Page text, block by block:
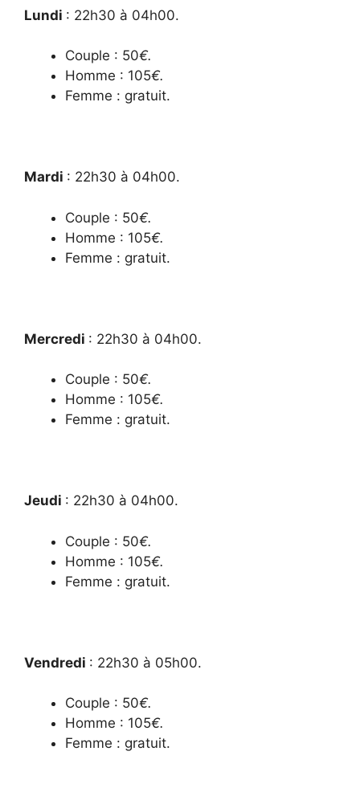
Lundi : 22h30 à 04h00.
Couple : 50€.
Homme : 105€.
Femme : gratuit.
Mardi : 22h30 à 04h00.
Couple : 50€.
Homme : 105€.
Femme : gratuit.
Mercredi : 22h30 à 04h00.
Couple : 50€.
Homme : 105€.
Femme : gratuit.
Jeudi : 22h30 à 04h00.
Couple : 50€.
Homme : 105€.
Femme : gratuit.
Vendredi : 22h30 à 05h00.
Couple : 50€.
Homme : 105€.
Femme : gratuit.